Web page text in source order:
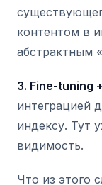
контентом в
абстрактным
3. Fine-tuning
интеграцией
индексу. Тут
видимость.
Что из этого